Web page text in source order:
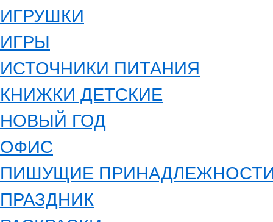
ИГРУШКИ
ИГРЫ
ИСТОЧНИКИ ПИТАНИЯ
КНИЖКИ ДЕТСКИЕ
НОВЫЙ ГОД
ОФИС
ПИШУЩИЕ
ПРАЗДНИК